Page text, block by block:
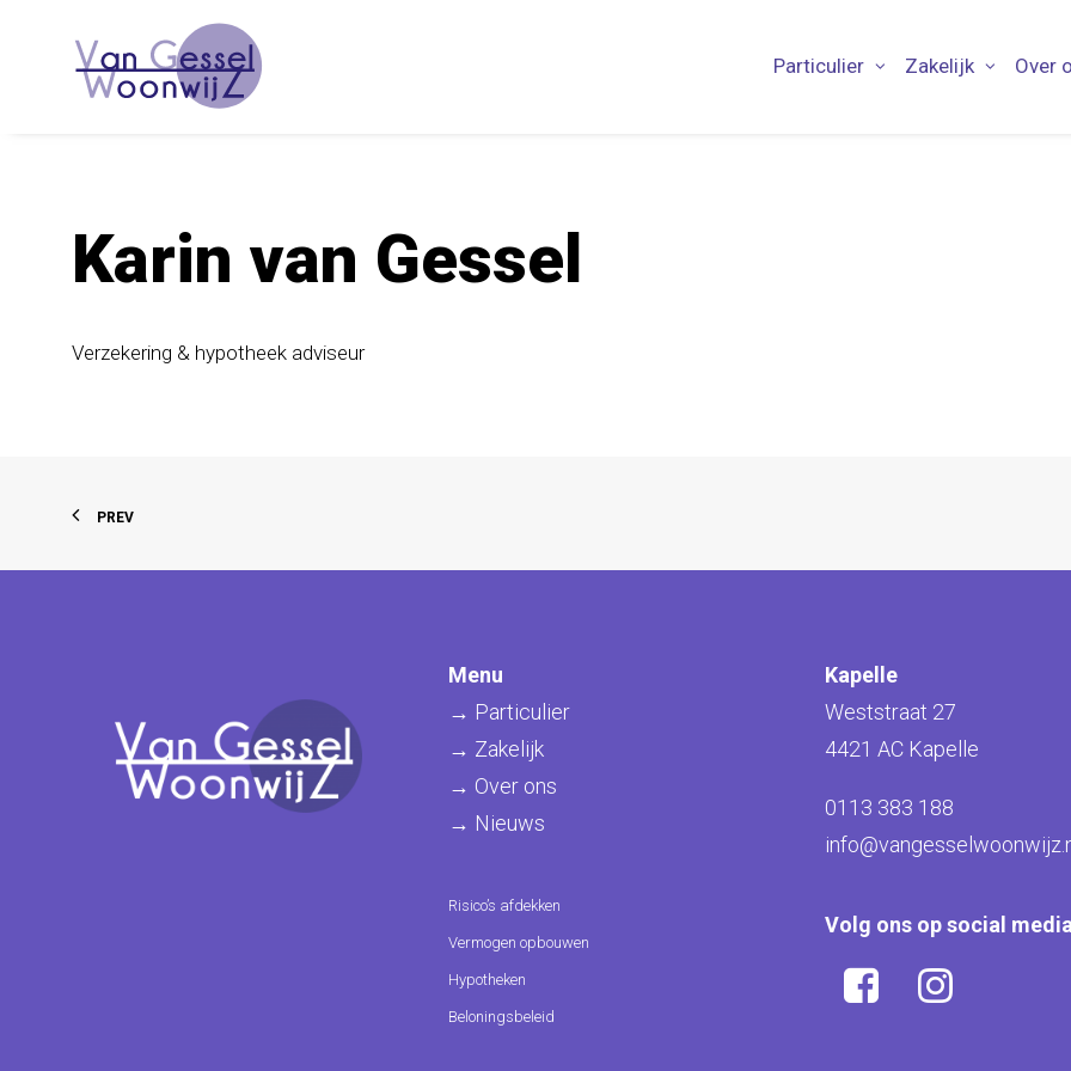
Particulier Zakelijk Over
Karin van Gessel
Verzekering & hypotheek adviseur
PREV
Menu
→ Particulier
→ Zakelijk
→ Over ons
→ Nieuws
Risico’s afdekken
Vermogen opbouwen
Hypotheken
Beloningsbeleid
Kapelle
Weststraat 27
4421 AC Kapelle
0113 383 188
Volg ons op social